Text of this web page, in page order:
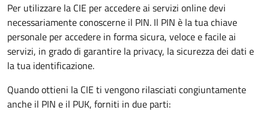
Per utilizzare la CIE per accedere ai servizi online devi
necessariamente conoscerne il PIN. Il PIN è la tua chiave
personale per accedere in forma sicura, veloce e facile ai
servizi, in grado di garantire la privacy, la sicurezza dei dati e
la tua identificazione.
Quando ottieni la CIE ti vengono rilasciati congiuntamente
anche il PIN e il PUK, forniti in due parti: